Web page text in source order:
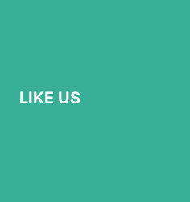
LIKE US